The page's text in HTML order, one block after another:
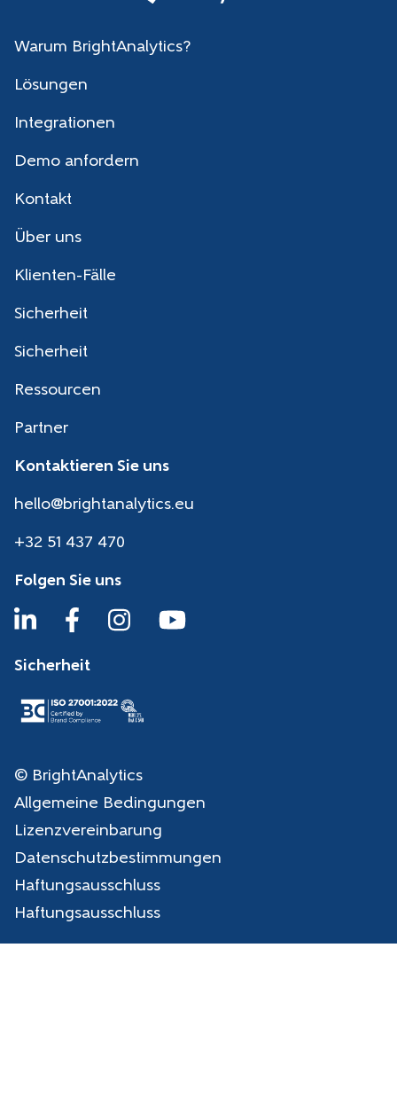
Warum BrightAnalytics?
Lösungen
Integrationen
Demo anfordern
Kontakt
Über uns
Klienten-Fälle
Sicherheit
Sicherheit
Ressourcen
Partner
Kontaktieren Sie uns
hello@brightanalytics.eu
+32 51 437 470
Folgen Sie uns
Sicherheit
© BrightAnalytics
Allgemeine Bedingungen
Lizenzvereinbarung
Datenschutzbestimmungen
Haftungsausschluss
Haftungsausschluss